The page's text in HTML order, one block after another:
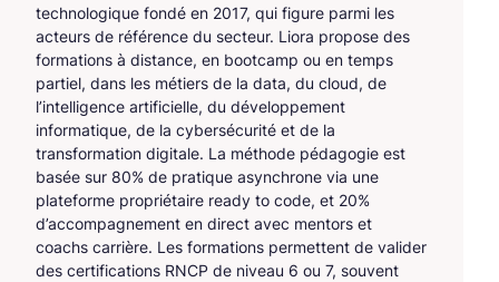
technologique fondé en 2017, qui figure parmi les
acteurs de référence du secteur. Liora propose des
formations à distance, en bootcamp ou en temps
partiel, dans les métiers de la data, du cloud, de
l’intelligence artificielle, du développement
informatique, de la cybersécurité et de la
transformation digitale. La méthode pédagogie est
basée sur 80% de pratique asynchrone via une
plateforme propriétaire ready to code, et 20%
d’accompagnement en direct avec mentors et
coachs carrière. Les formations permettent de valider
des certifications RNCP de niveau 6 ou 7, souvent